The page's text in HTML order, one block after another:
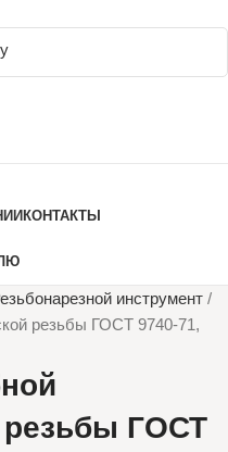
КОНТАКТЫ
инструмент /
резьбы ГОСТ 9740-71,
резьбы ГОСТ